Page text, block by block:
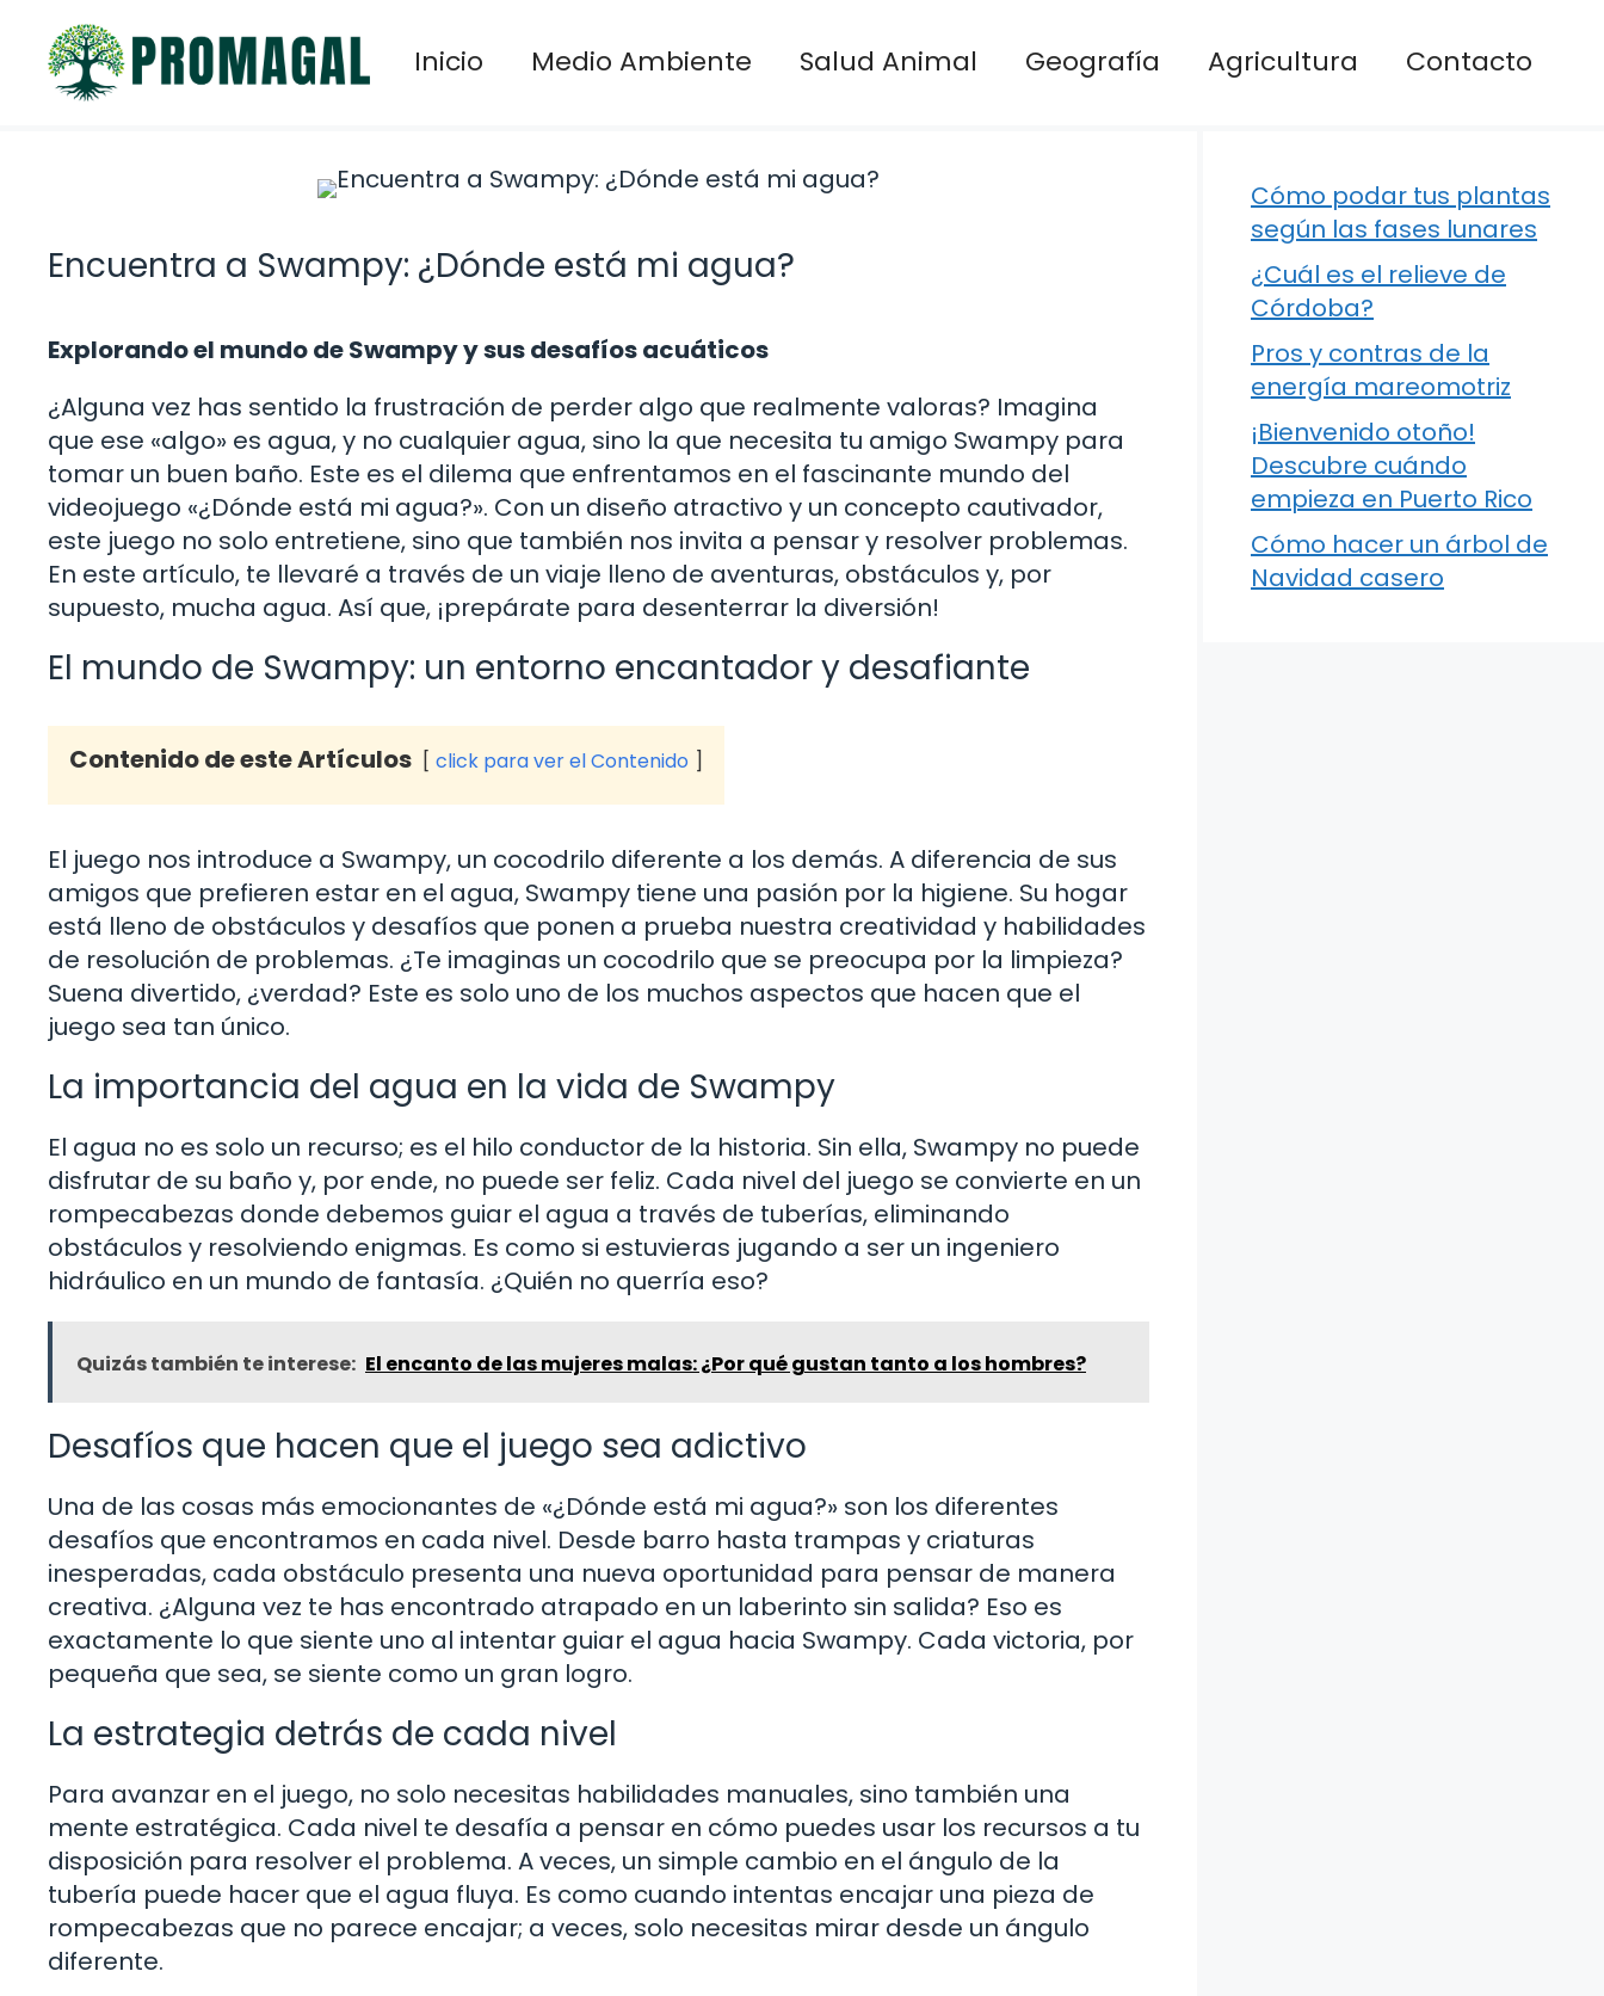
contenido
Inicio Medio Ambiente Salud Animal Geografía Agricultura Contacto
Encuentra a Swampy: ¿Dónde está mi agua?
Explorando el mundo de Swampy y sus desafíos acuáticos
¿Alguna vez has sentido la frustración de perder algo que realmente valoras? Imagina
que ese «algo» es agua, y no cualquier agua, sino la que necesita tu amigo Swampy para
tomar un buen baño. Este es el dilema que enfrentamos en el fascinante mundo del
videojuego «¿Dónde está mi agua?». Con un diseño atractivo y un concepto cautivador,
este juego no solo entretiene, sino que también nos invita a pensar y resolver problemas.
En este artículo, te llevaré a través de un viaje lleno de aventuras, obstáculos y, por
supuesto, mucha agua. Así que, ¡prepárate para desenterrar la diversión!
El mundo de Swampy: un entorno encantador y desafiante
Contenido de este Artículos click para ver el Contenido
El juego nos introduce a Swampy, un cocodrilo diferente a los demás. A diferencia de sus
amigos que prefieren estar en el agua, Swampy tiene una pasión por la higiene. Su hogar
está lleno de obstáculos y desafíos que ponen a prueba nuestra creatividad y habilidades
de resolución de problemas. ¿Te imaginas un cocodrilo que se preocupa por la limpieza?
Suena divertido, ¿verdad? Este es solo uno de los muchos aspectos que hacen que el
juego sea tan único.
La importancia del agua en la vida de Swampy
El agua no es solo un recurso; es el hilo conductor de la historia. Sin ella, Swampy no puede
disfrutar de su baño y, por ende, no puede ser feliz. Cada nivel del juego se convierte en un
rompecabezas donde debemos guiar el agua a través de tuberías, eliminando
obstáculos y resolviendo enigmas. Es como si estuvieras jugando a ser un ingeniero
hidráulico en un mundo de fantasía. ¿Quién no querría eso?
Quizás también te interese: El encanto de las mujeres malas: ¿Por qué gustan tanto a los hombres?
Desafíos que hacen que el juego sea adictivo
Una de las cosas más emocionantes de «¿Dónde está mi agua?» son los diferentes
desafíos que encontramos en cada nivel. Desde barro hasta trampas y criaturas
inesperadas, cada obstáculo presenta una nueva oportunidad para pensar de manera
creativa. ¿Alguna vez te has encontrado atrapado en un laberinto sin salida? Eso es
exactamente lo que siente uno al intentar guiar el agua hacia Swampy. Cada victoria, por
pequeña que sea, se siente como un gran logro.
La estrategia detrás de cada nivel
Para avanzar en el juego, no solo necesitas habilidades manuales, sino también una
mente estratégica. Cada nivel te desafía a pensar en cómo puedes usar los recursos a tu
disposición para resolver el problema. A veces, un simple cambio en el ángulo de la
tubería puede hacer que el agua fluya. Es como cuando intentas encajar una pieza de
rompecabezas que no parece encajar; a veces, solo necesitas mirar desde un ángulo
diferente.
Cómo podar tus plantas
según las fases lunares
¿Cuál es el relieve de
Córdoba?
Pros y contras de la
energía mareomotriz
¡Bienvenido otoño!
Descubre cuándo
empieza en Puerto Rico
Cómo hacer un árbol de
Navidad casero